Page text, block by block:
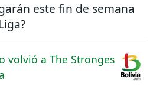
este fin de semana